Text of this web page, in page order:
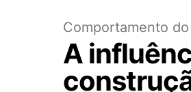
Comportamento
A